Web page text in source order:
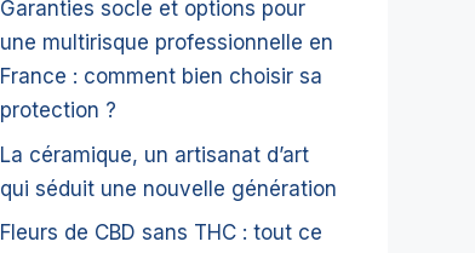
Garanties socle et options pour
une multirisque professionnelle en
France : comment bien choisir sa
protection ?
La céramique, un artisanat d’art
qui séduit une nouvelle génération
Fleurs de CBD sans THC : tout ce